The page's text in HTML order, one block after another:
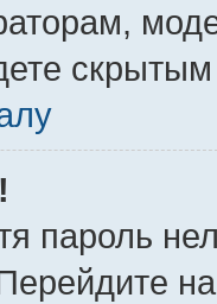
пароль